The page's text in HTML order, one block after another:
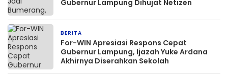
Gubernur Lampung Dihujat Netizen
BERITA
For-WIN Apresiasi Respons Cepat
Gubernur Lampung, Ijazah Yuke Ardana
Akhirnya Diserahkan Sekolah